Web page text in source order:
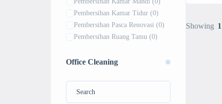
Pembersihan Kamar Tidur (0)
Pembersihan Pasca Renovasi (0)
Pembersihan Ruang Tamu (0)
Office Cleaning
Showing 1